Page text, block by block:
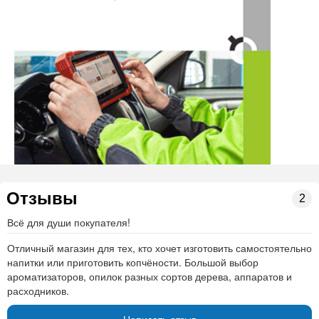
Отзывы 2
Всё для души покупателя!
Отличный магазин для тех, кто хочет изготовить самостоятельно
напитки или приготовить копчёности. Большой выбор
ароматизаторов, опилок разных сортов дерева, аппаратов и
расходников.